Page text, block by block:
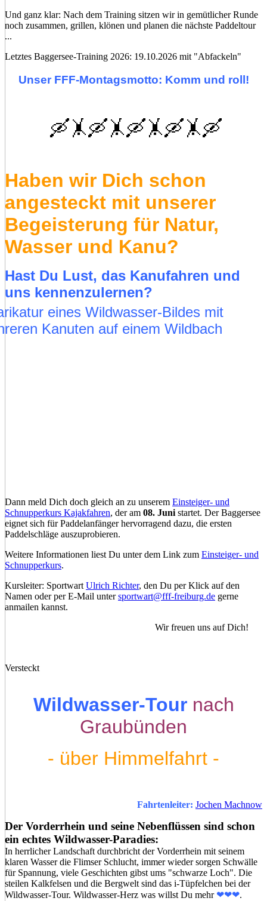
Und ganz klar: Nach dem Training sitzen wir in gemütlicher Runde
noch zusammen, grillen, klönen und planen die nächste Paddeltour
...
Letztes Baggersee-Training 2026: 19.10.2026 mit "Abfackeln"
Unser FFF-Montagsmotto: Komm und roll!
🛶🤸🛶🤸🛶🤸🛶🤸🛶
Haben wir Dich schon
angesteckt mit unserer
Begeisterung für Natur,
Wasser und Kanu?
Hast Du Lust, das Kanufahren und
uns kennenzulernen?
Dann meld Dich doch gleich an zu unserem Einsteiger- und
Schnupperkurs Kajakfahren, der am 08. Juni startet. Der Baggersee
eignet sich für Paddelanfänger hervorragend dazu, die ersten
Paddelschläge auszuprobieren.
Weitere Informationen liest Du unter dem Link zum Einsteiger- und
Schnupperkurs.
Kursleiter: Sportwart Ulrich Richter, den Du per Klick auf den
Namen oder per E-Mail untersportwart@fff-freiburg.de gerne
anmailen kannst.
Wir freuen uns auf Dich!
Versteckt
Wildwasser-Tour nach
Graubünden
- über Himmelfahrt -
Fahrtenleiter: Jochen Machnow
Der Vorderrhein und seine Nebenflüssen sind schon
ein echtes Wildwasser-Paradies:
In herrlicher Landschaft durchbricht der Vorderrhein mit seinem
klaren Wasser die Flimser Schlucht, immer wieder sorgen Schwälle
für Spannung, viele Geschichten gibst ums "schwarze Loch". Die
steilen Kalkfelsen und die Bergwelt sind das i-Tüpfelchen bei der
Wildwasser-Tour. Wildwasser-Herz was willst Du mehr ❤❤❤.